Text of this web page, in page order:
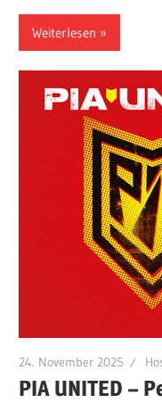
Weiterlesen
24. November 2025
PIA UNITED –